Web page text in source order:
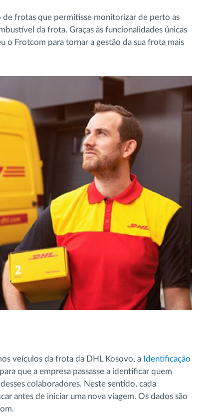
de frotas que permitisse monitorizar de perto as
da frota. Graças às funcionalidades únicas
o Frotcom para tornar a gestão da sua frota mais
veículos da frota da DHL Kosovo, a Identificação
que a empresa passasse a identificar quem
colaboradores. Neste sentido, cada
antes de iniciar uma nova viagem. Os dados são